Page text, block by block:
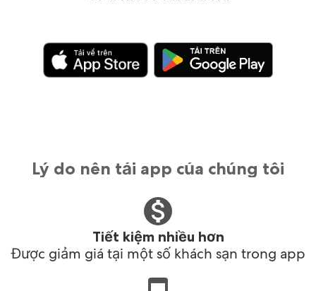
Lý do nên tải app của chúng tôi
Tiết kiệm nhiều hơn
Được giảm giá tại một số khách sạn trong app